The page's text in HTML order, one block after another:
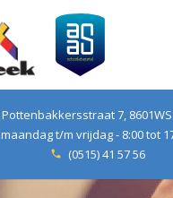
Pottenbakkersstraat 7,
maandag t/m vrijdag - 8:00 tot
phone (0515) 41 57 56